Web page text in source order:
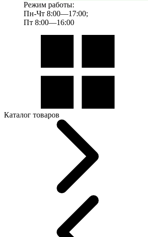
Режим работы:
Пн-Чт 8:00—17:00;
Пт 8:00—16:00
Каталог товаров